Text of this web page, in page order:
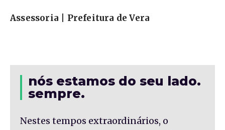
Assessoria | Prefeitura de Vera
nós estamos do seu lado.
sempre.
Nestes tempos extraordinários, o